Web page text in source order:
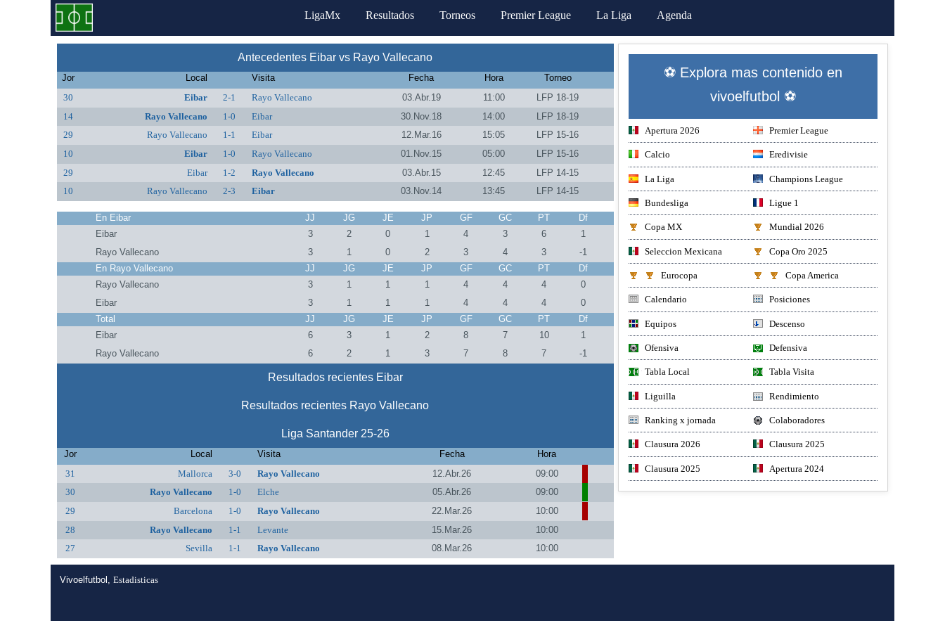
LigaMx Resultados Torneos Premier League La Liga Agenda
Antecedentes Eibar vs Rayo Vallecano
Jor Local Visita Fecha Hora
Torneo
30
Eibar 2-1 Rayo Vallecano 03.Abr.19 11:00
LFP 18-19
14
Rayo Vallecano 1-0 Eibar 30.Nov.18 14:00
LFP 18-19
29
Rayo Vallecano 1-1 Eibar 12.Mar.16 15:05
LFP 15-16
10
Eibar 1-0 Rayo Vallecano 01.Nov.15 05:00
LFP 15-16
29
Eibar 1-2 Rayo Vallecano 03.Abr.15 12:45
LFP 14-15
10
Rayo Vallecano 2-3 Eibar 03.Nov.14 13:45 LFP 14-15
En Eibar JJ JG JE JP GF GC PT
Df
Eibar
3 2 0 1 4 3 6
1
Rayo Vallecano
3 1 0 2 3 4 3
-1
En Rayo Vallecano
JJ JG JE JP GF GC PT
Df
Rayo Vallecano
3 1 1 1 4 4 4
0
Eibar
3 1 1 1 4 4 4
0
Total
JJ JG JE JP GF GC PT
Df
Eibar
6 3 1 2 8 7 10
1
Rayo Vallecano
6 2 1 3 7 8 7 -1
Resultados recientes Eibar
Resultados recientes Rayo Vallecano
Liga Santander 25-26
Jor Local Visita Fecha
Hora
31
Mallorca 3-0 Rayo Vallecano 12.Abr.26
09:00
30
Rayo Vallecano 1-0 Elche 05.Abr.26
09:00
29
Barcelona 1-0 Rayo Vallecano 22.Mar.26
10:00
28
Rayo Vallecano 1-1 Levante 15.Mar.26
10:00
27
Sevilla 1-1 Rayo Vallecano 08.Mar.26 10:00
⚽ Explora mas contenido en
vivoelfutbol ⚽
Apertura 2026 Premier League
Calcio Eredivisie
La Liga Champions League
Bundesliga Ligue 1
Copa MX Mundial 2026
Seleccion Mexicana Copa Oro 2025
Eurocopa Copa America
Calendario Posiciones
Equipos Descenso
Ofensiva Defensiva
Tabla Local Tabla Visita
Liguilla Rendimiento
Ranking x jornada Colaboradores
Clausura 2026 Clausura 2025
Clausura 2025 Apertura 2024
Vivoelfutbol,Estadisticas